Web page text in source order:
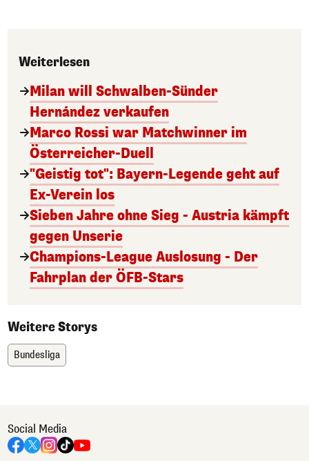
Weiterlesen
Milan will Schwalben-Sünder
Hernández verkaufen
Marco Rossi war Matchwinner im
Österreicher-Duell
"Geistig tot": Bayern-Legende geht auf
Ex-Verein los
Sieben Jahre ohne Sieg - Austria kämpft
gegen Unserie
Champions-League Auslosung - Der
Fahrplan der ÖFB-Stars
Weitere Storys
Bundesliga
Social Media